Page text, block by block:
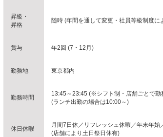
昇級・
昇格
随時 (年間を通して変更・社員等級制度に
賞与 年2回 (7・12月)
勤務地 東京都内
勤務時間
13:45～23:45 (※シフト制・店舗ごとで勤
(ランチ出勤の場合は10:00～)
休日休暇
月間7日休／リフレッシュ休暇／年末年始
(店舗により土日祭日休有)